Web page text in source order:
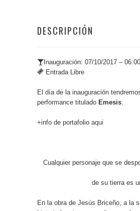
DESCRIPCIÓN
Inauguración: 07/10/2017 –
Entrada Libre
El día de la inauguración
performance titulado Emesis.
+info de portafolio aqui
Cualquier personaje que se
de su tierra es
En la obra de Jesús Briceño, a la